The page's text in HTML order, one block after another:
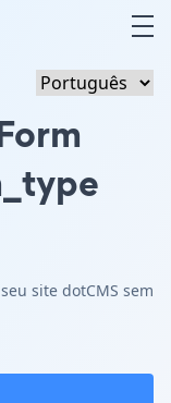
site dotCMS sem